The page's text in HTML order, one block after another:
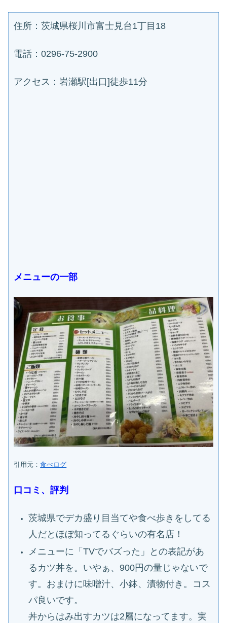
住所：茨城県桜川市富士見台1丁目18
電話：0296-75-2900
アクセス：岩瀬駅[出口]徒歩11分
メニューの一部
引用元：食べログ
口コミ、評判
茨城県でデカ盛り目当てや食べ歩きをしてる
人だとほぼ知ってるぐらいの有名店！
メニューに「TVでバズった」との表記があ
るカツ丼を。いやぁ、900円の量じゃないで
す。おまけに味噌汁、小鉢、漬物付き。コス
パ良いです。
丼からはみ出すカツは2層になってます。実